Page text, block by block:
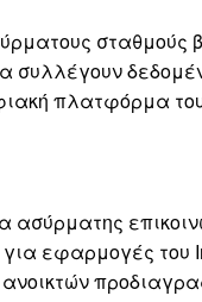
συλλέγουν
πλατφόρμα
ασύρματης
εφαρμογές του